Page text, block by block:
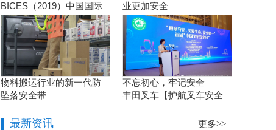
BICES（2019）中国国际
工程机械创新产品、推荐
产品评选中斩获六项大奖
业更加安全
物料搬运行业的新一代防
坠落安全带
不忘初心，牢记安全 ——
丰田叉车【护航叉车安全
最新资讯 更多>>